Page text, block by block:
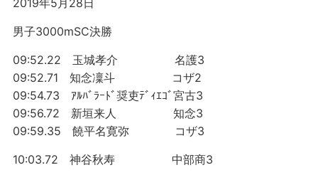
2019年5月28日
男子3000mSC決勝
09:52.22 玉城孝介 名護3
09:52.71 知念凜斗 コザ2
09:54.73 ｱﾙﾊﾞﾗｰﾄﾞ奨吏ﾃﾞｨｴｺﾞ宮古3
09:56.72 新垣来人 知念3
09:59.35 饒平名寛弥 コザ3
10:03.72 神谷秋寿 中部商3